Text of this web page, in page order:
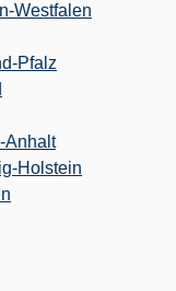
Westfalen
Pfalz
Anhalt
Holstein